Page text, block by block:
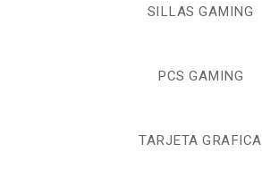
SILLAS GAMING
PCS GAMING
TARJETA GRAFICA